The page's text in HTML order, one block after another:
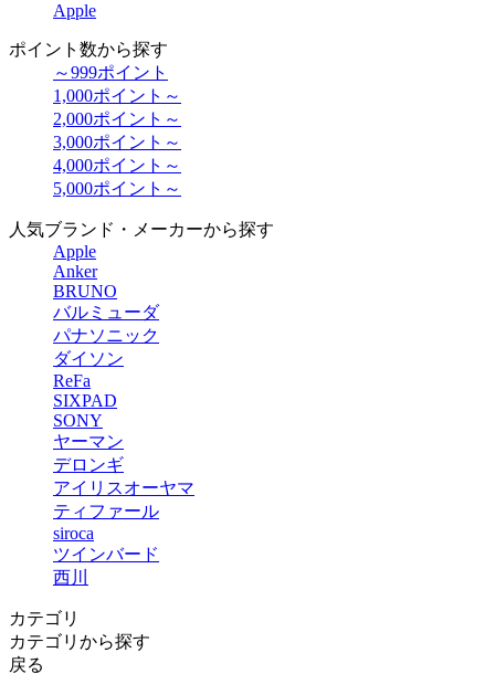
Apple
ポイント数から探す
～999ポイント
1,000ポイント～
2,000ポイント～
3,000ポイント～
4,000ポイント～
5,000ポイント～
人気ブランド・メーカーから探す
Apple
Anker
BRUNO
バルミューダ
パナソニック
ダイソン
ReFa
SIXPAD
SONY
ヤーマン
デロンギ
アイリスオーヤマ
ティファール
siroca
ツインバード
西川
カテゴリ
カテゴリから探す
戻る